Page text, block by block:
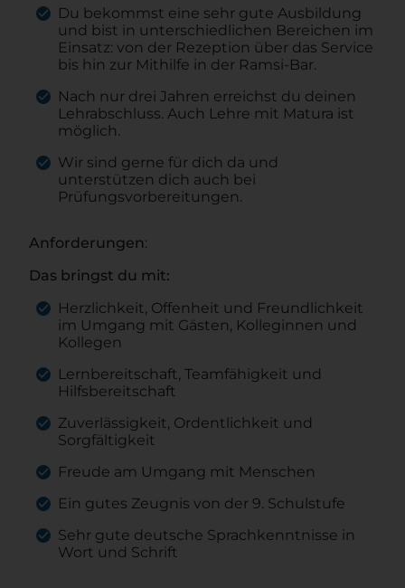
Du bekommst eine sehr gute Ausbildung
und bist in unterschiedlichen Bereichen im
Einsatz: von der Rezeption über das Service
bis hin zur Mithilfe in der Ramsi-Bar.
Nach nur drei Jahren erreichst du deinen
Lehrabschluss. Auch Lehre mit Matura ist
möglich.
Wir sind gerne für dich da und
unterstützen dich auch bei
Prüfungsvorbereitungen.
Anforderungen:
Das bringst du mit:
Herzlichkeit, Offenheit und Freundlichkeit
im Umgang mit Gästen, Kolleginnen und
Kollegen
Lernbereitschaft, Teamfähigkeit und
Hilfsbereitschaft
Zuverlässigkeit, Ordentlichkeit und
Sorgfältigkeit
Freude am Umgang mit Menschen
Ein gutes Zeugnis von der 9. Schulstufe
Sehr gute deutsche Sprachkenntnisse in
Wort und Schrift